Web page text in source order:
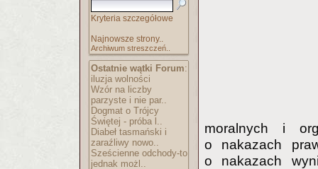
Kryteria szczegółowe
Najnowsze strony..
Archiwum streszczeń..
Ostatnie wątki Forum:
iluzja wolności
Wzór na liczby
parzyste i nie par..
Dogmat o Trójcy
Świętej - próba l..
Diabeł tasmański i
zaraźliwy nowo..
Sześcienne odchody-to
jednak możl..
moralnych i
o nakazach
o nakazach